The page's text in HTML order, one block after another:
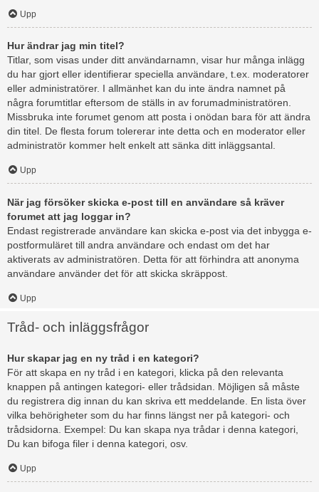
Upp
Hur ändrar jag min titel?
Titlar, som visas under ditt användarnamn, visar hur många inlägg
du har gjort eller identifierar speciella användare, t.ex. moderatorer
eller administratörer. I allmänhet kan du inte ändra namnet på
några forumtitlar eftersom de ställs in av forumadministratören.
Missbruka inte forumet genom att posta i onödan bara för att ändra
din titel. De flesta forum tolererar inte detta och en moderator eller
administratör kommer helt enkelt att sänka ditt inläggsantal.
Upp
När jag försöker skicka e-post till en användare så kräver
forumet att jag loggar in?
Endast registrerade användare kan skicka e-post via det inbygga e-
postformuläret till andra användare och endast om det har
aktiverats av administratören. Detta för att förhindra att anonyma
användare använder det för att skicka skräppost.
Upp
Tråd- och inläggsfrågor
Hur skapar jag en ny tråd i en kategori?
För att skapa en ny tråd i en kategori, klicka på den relevanta
knappen på antingen kategori- eller trådsidan. Möjligen så måste
du registrera dig innan du kan skriva ett meddelande. En lista över
vilka behörigheter som du har finns längst ner på kategori- och
trådsidorna. Exempel: Du kan skapa nya trådar i denna kategori,
Du kan bifoga filer i denna kategori, osv.
Upp